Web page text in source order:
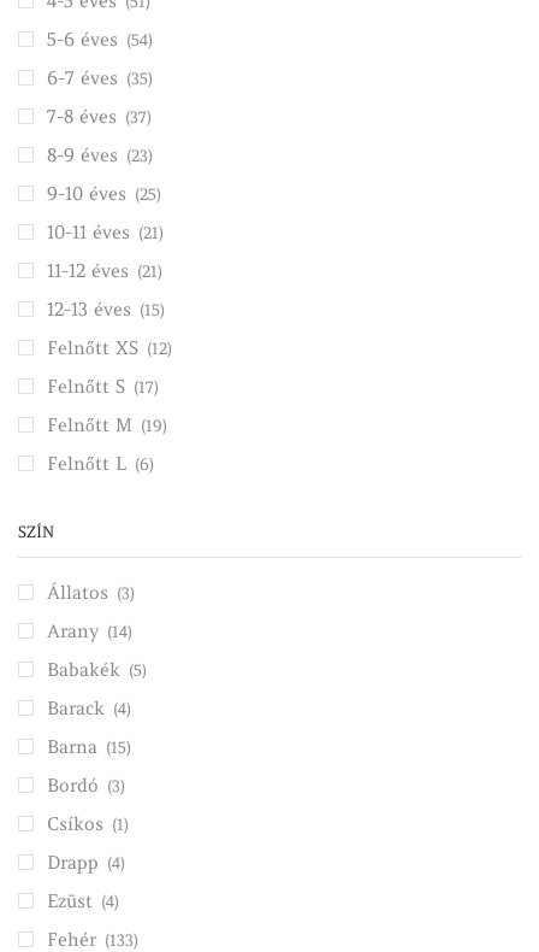
5-6 éves (54)
6-7 éves (35)
7-8 éves (37)
8-9 éves (23)
9-10 éves (25)
10-11 éves (21)
11-12 éves (21)
12-13 éves (15)
Felnőtt XS (12)
Felnőtt S (17)
Felnőtt M (19)
Felnőtt L (6)
SZÍN
Állatos (3)
Arany (14)
Babakék (5)
Barack (4)
Barna (15)
Bordó (3)
Csíkos (1)
Drapp (4)
Ezüst (4)
Fehér (133)